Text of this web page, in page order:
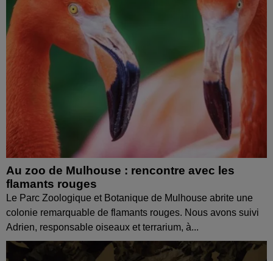
Au zoo de Mulhouse : rencontre avec les
flamants rouges
Le Parc Zoologique et Botanique de Mulhouse abrite une
colonie remarquable de flamants rouges. Nous avons suivi
Adrien, responsable oiseaux et terrarium, à...